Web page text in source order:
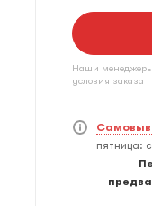
Наши менеджеры
условия заказа
пятница: с